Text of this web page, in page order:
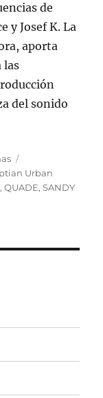
de
y Josef K. La
aporta
las
del sonido
Urban
,QUADE,SANDY